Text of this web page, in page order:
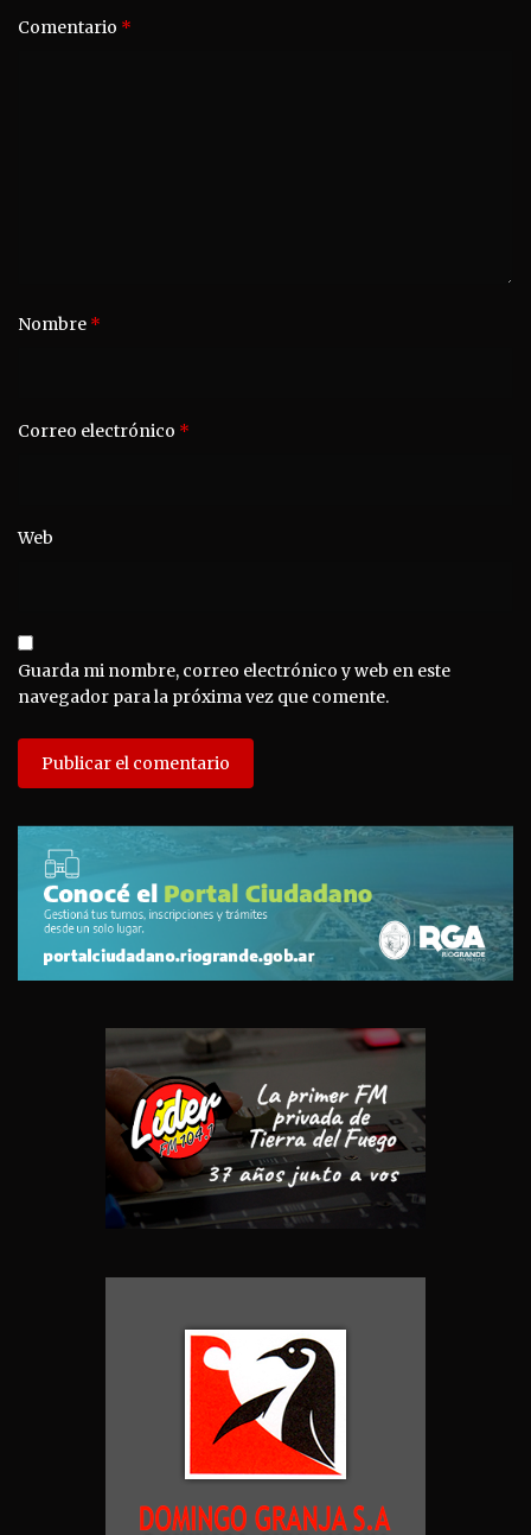
Comentario *
Nombre *
Correo electrónico *
Web
Guarda mi nombre, correo electrónico y web en este
navegador para la próxima vez que comente.